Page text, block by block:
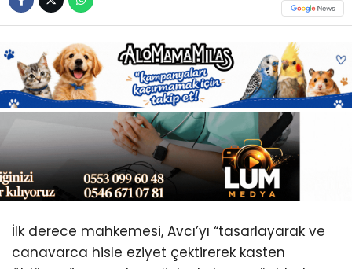
İlk derece mahkemesi, Avcı’yı “tasarlayarak ve
canavarca hisle eziyet çektirerek kasten